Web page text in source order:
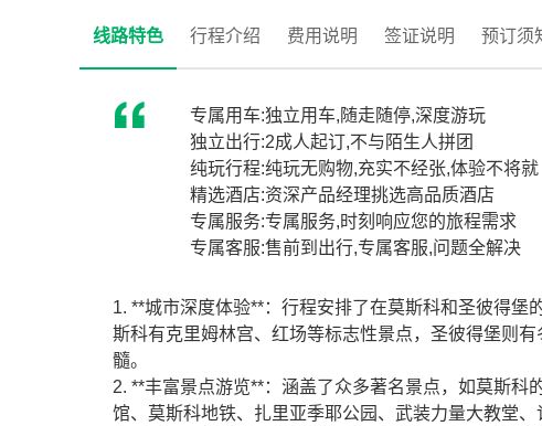
线路特色 行程介绍 费用说明 签证说明 预订须
专属用车:独立用车,随走随停,深度游玩
独立出行:2成人起订,不与陌生人拼团
纯玩行程:纯玩无购物,充实不经张,体验不将就
精选酒店:资深产品经理挑选高品质酒店
专属服务:专属服务,时刻响应您的旅程需求
专属客服:售前到出行,专属客服,问题全解决
1. **城市深度体验**：行程安排了在莫斯科和圣彼得
斯科有克里姆林宫、红场等标志性景点，圣彼得堡则
髓。
2. **丰富景点游览**：涵盖了众多著名景点，如莫斯
馆、莫斯科地铁、扎里亚季耶公园、武装力量大教堂